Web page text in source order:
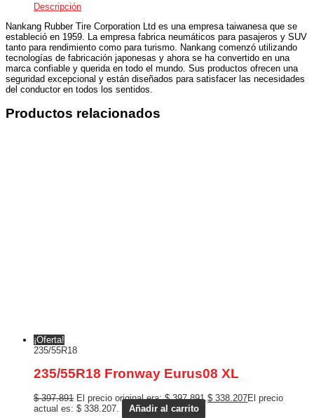
Descripción
Nankang Rubber Tire Corporation Ltd es una empresa taiwanesa que se
estableció en 1959. La empresa fabrica neumáticos para pasajeros y SUV
tanto para rendimiento como para turismo. Nankang comenzó utilizando
tecnologías de fabricación japonesas y ahora se ha convertido en una
marca confiable y querida en todo el mundo. Sus productos ofrecen una
seguridad excepcional y están diseñados para satisfacer las necesidades
del conductor en todos los sentidos.
Productos relacionados
¡Oferta!
235/55R18
235/55R18 Fronway Eurus08 XL
$397.891 El precio original era: $ 397.891.$ 338.207El precio
actual es: $ 338.207.
Añadir al carrito